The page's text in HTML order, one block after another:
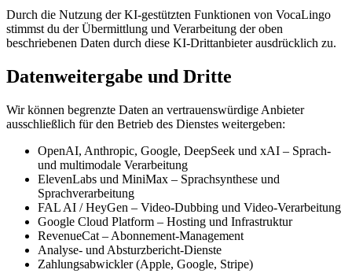
Durch die Nutzung der KI-gestützten Funktionen von VocaLingo
stimmst du der Übermittlung und Verarbeitung der oben
beschriebenen Daten durch diese KI-Drittanbieter ausdrücklich zu.
Datenweitergabe und Dritte
Wir können begrenzte Daten an vertrauenswürdige Anbieter
ausschließlich für den Betrieb des Dienstes weitergeben:
OpenAI, Anthropic, Google, DeepSeek und xAI – Sprach-
und multimodale Verarbeitung
ElevenLabs und MiniMax – Sprachsynthese und
Sprachverarbeitung
FAL AI / HeyGen – Video-Dubbing und Video-Verarbeitung
Google Cloud Platform – Hosting und Infrastruktur
RevenueCat – Abonnement-Management
Analyse- und Absturzbericht-Dienste
Zahlungsabwickler (Apple, Google, Stripe)